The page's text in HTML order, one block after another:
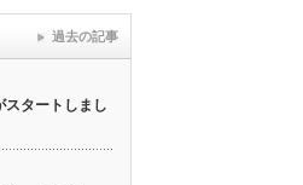
スタートしまし
過去の記事